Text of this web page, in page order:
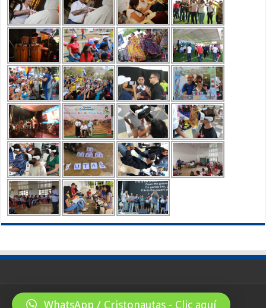
WhatsApp / Cristonautas - Clic aquí